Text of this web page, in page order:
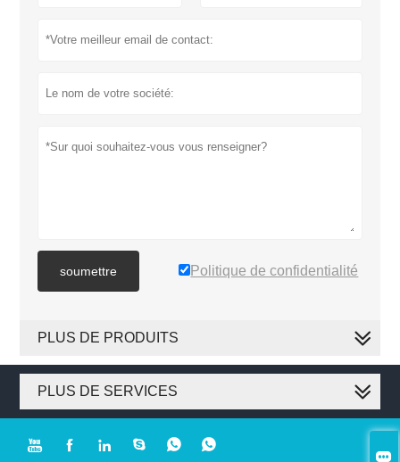

soumettre Politique de confidentialité
PLUS DE PRODUITS
PLUS DE SERVICES
     